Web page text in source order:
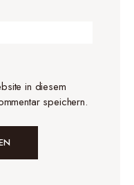
in diesem
speichern.